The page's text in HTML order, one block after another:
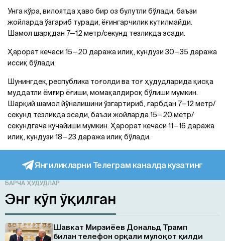
Унга кўра, вилоятда ҳаво бир оз булутли бўлади, баъзи
жойларда ўзгариб туради, ёғингарчилик кутилмайди.
Шамол шарқдан 7—12 метр/секунд тезликда эсади.
Ҳарорат кечаси 15—20 даража илиқ, кундузи 30—35 даража
иссиқ бўлади.
Шунингдек, республика тоғолди ва тоғ ҳудудларида қисқа
муддатли ёмғир ёғиши, момақалдироқ бўлиши мумкин.
Шарқий шамол йўналишини ўзгартириб, ғарбдан 7—12 метр/
секунд тезликда эсади, баъзи жойларда 15—20 метр/
секундгача кучайиши мумкин. Ҳарорат кечаси 11—16 даража
илиқ, кундузи 18—23 даража илиқ бўлади.
Янгиликларни Телеграм каналда кузатинг
БАРЧА ҲУДУДЛАР
Энг кўп ўқилган
Шавкат Мирзиёев Дональд Трамп
билан телефон орқали мулоқот қилди